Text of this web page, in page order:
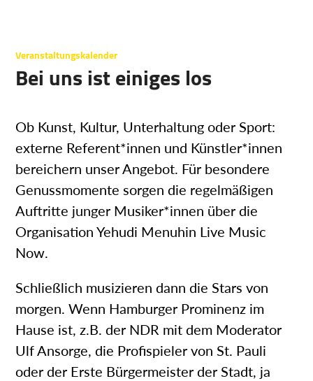
Bei uns ist einiges los
Veranstaltungskalender
Ob Kunst, Kultur, Unterhaltung oder Sport:
externe Referent*innen und Künstler*innen
bereichern unser Angebot. Für besondere
Genussmomente sorgen die regelmäßigen
Auftritte junger Musiker*innen über die
Organisation Yehudi Menuhin Live Music
Now.
Schließlich musizieren dann die Stars von
morgen. Wenn Hamburger Prominenz im
Hause ist, z.B. der NDR mit dem Moderator
Ulf Ansorge, die Profispieler von St. Pauli
oder der Erste Bürgermeister der Stadt, ja